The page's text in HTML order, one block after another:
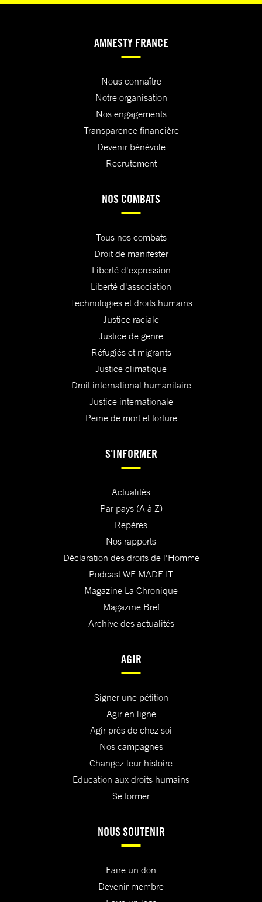
AMNESTY FRANCE
Nous connaître
Notre organisation
Nos engagements
Transparence financière
Devenir bénévole
Recrutement
NOS COMBATS
Tous nos combats
Droit de manifester
Liberté d'expression
Liberté d'association
Technologies et droits humains
Justice raciale
Justice de genre
Réfugiés et migrants
Justice climatique
Droit international humanitaire
Justice internationale
Peine de mort et torture
S'INFORMER
Actualités
Par pays (A à Z)
Repères
Nos rapports
Déclaration des droits de l'Homme
Podcast WE MADE IT
Magazine La Chronique
Magazine Bref
Archive des actualités
AGIR
Signer une pétition
Agir en ligne
Agir près de chez soi
Nos campagnes
Changez leur histoire
Education aux droits humains
Se former
NOUS SOUTENIR
Faire un don
Devenir membre